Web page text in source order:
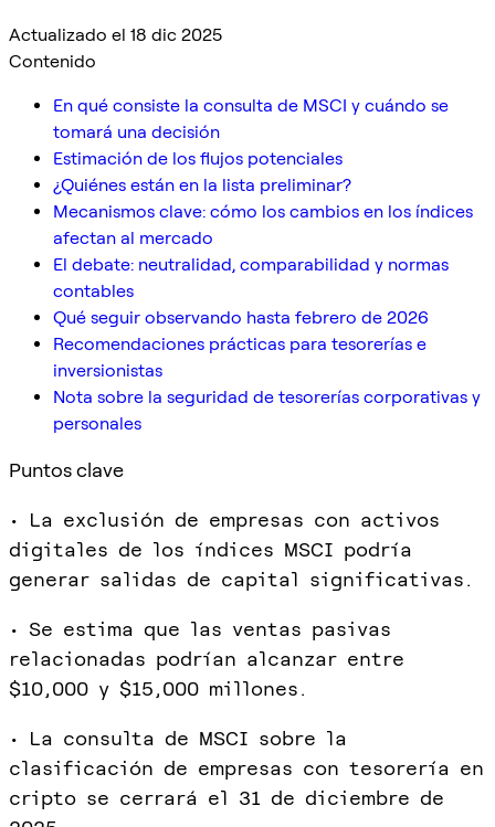
Actualizado el 18 dic 2025
Contenido
En qué consiste la consulta de MSCI y cuándo se
tomará una decisión
Estimación de los flujos potenciales
¿Quiénes están en la lista preliminar?
Mecanismos clave: cómo los cambios en los índices
afectan al mercado
El debate: neutralidad, comparabilidad y normas
contables
Qué seguir observando hasta febrero de 2026
Recomendaciones prácticas para tesorerías e
inversionistas
Nota sobre la seguridad de tesorerías corporativas y
personales
Puntos clave
• La exclusión de empresas con activos
digitales de los índices MSCI podría
generar salidas de capital significativas.
• Se estima que las ventas pasivas
relacionadas podrían alcanzar entre
$10,000 y $15,000 millones.
• La consulta de MSCI sobre la
clasificación de empresas con tesorería en
cripto se cerrará el 31 de diciembre de